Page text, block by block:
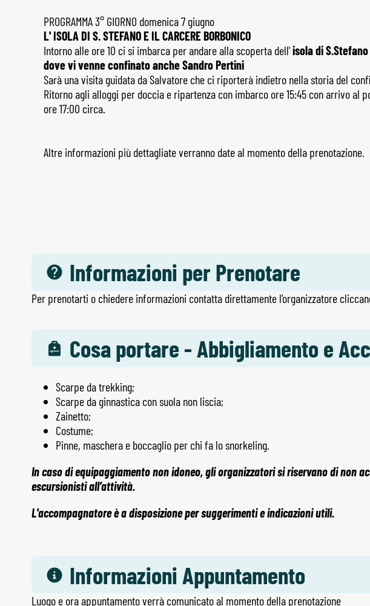
PROGRAMMA 3° GIORNO domenica 7 giugno
L' ISOLA DI S. STEFANO E IL CARCERE BORBONICO
Intorno alle ore 10 ci si imbarca per andare alla scoperta dell'isola di
dove vi venne confinato anche Sandro Pertini
Sarà una visita guidata da Salvatore che ci riporterà indietro nella storia del
Ritorno agli alloggi per doccia e ripartenza con imbarco ore 15:45 con arrivo al
ore 17:00 circa.
Altre informazioni più dettagliate verranno date al momento della prenotazione.
Informazioni per Prenotare
Per prenotarti o chiedere informazioni contatta direttamente l'organizzatore
Cosa portare - Abbigliamento e
Scarpe da trekking;
Scarpe da ginnastica con suola non liscia;
Zainetto;
Costume;
Pinne, maschera e boccaglio per chi fa lo snorkeling.
In caso di equipaggiamento non idoneo, gli organizzatori si riservano di non
escursionisti all’attività.
L'accompagnatore è a disposizione per suggerimenti e indicazioni utili.
Informazioni Appuntamento
Luogo e ora appuntamento verrà comunicato al momento della prenotazione